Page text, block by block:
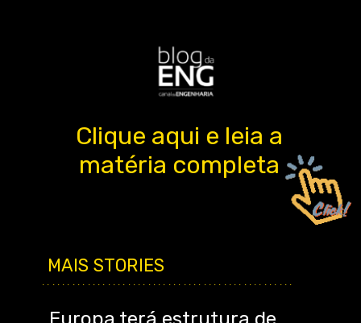
Clique aqui e leia a
matéria completa
MAIS STORIES
..................................................